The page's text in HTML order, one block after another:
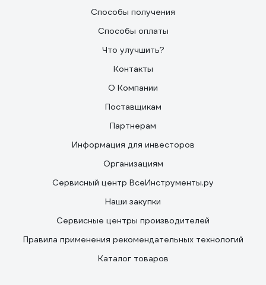
Способы получения
Способы оплаты
Что улучшить?
Контакты
О Компании
Поставщикам
Партнерам
Информация для инвесторов
Организациям
Сервисный центр ВсеИнструменты.ру
Наши закупки
Сервисные центры производителей
Правила применения рекомендательных технологий
Каталог товаров